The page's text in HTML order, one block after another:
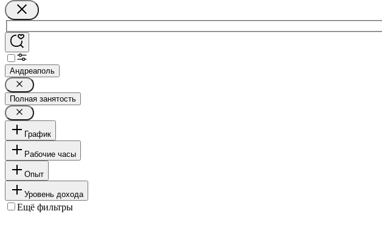
Андреаполь
Полная занятость
График
Рабочие часы
Опыт
Уровень дохода
Ещё фильтры